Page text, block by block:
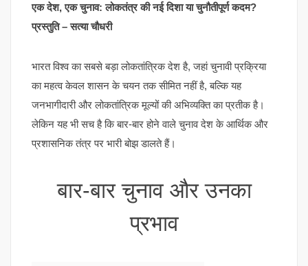
एक देश, एक चुनाव: लोकतंत्र की नई दिशा या चुनौतीपूर्ण कदम?
प्रस्तुति – सत्या चौधरी
भारत विश्व का सबसे बड़ा लोकतांत्रिक देश है, जहां चुनावी प्रक्रिया
का महत्व केवल शासन के चयन तक सीमित नहीं है, बल्कि यह
जनभागीदारी और लोकतांत्रिक मूल्यों की अभिव्यक्ति का प्रतीक है।
लेकिन यह भी सच है कि बार-बार होने वाले चुनाव देश के आर्थिक और
प्रशासनिक तंत्र पर भारी बोझ डालते हैं।
बार-बार चुनाव और उनका
प्रभाव